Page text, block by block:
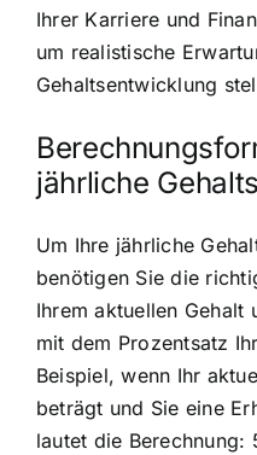
Ihrer Karriere und
um realistische
Gehaltsentwicklung
jährliche
Um Ihre jährliche
benötigen Sie die
Ihrem aktuellen Gehalt
mit dem Prozentsatz
Beispiel, wenn Ihr
beträgt und Sie eine
lautet die